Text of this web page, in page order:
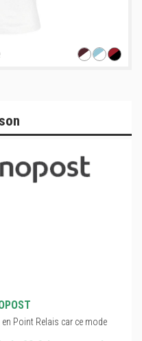
Point Relais car ce mode